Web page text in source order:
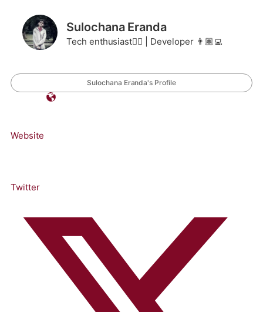
Sulochana Eranda
Tech enthusiast❤️‍🔥 | Developer 👨🏽‍💻
Sulochana Eranda's Profile
Website
Twitter